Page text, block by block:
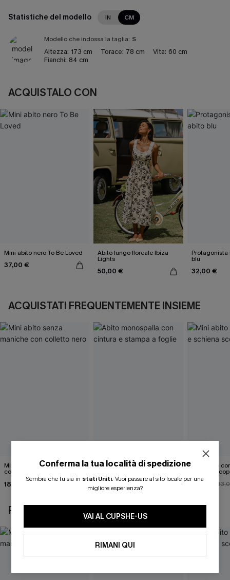
Statistiche del modello IN CM
Modello che indossa la taglia: S
Altezza: 173 cm Torace: 78 cm Vita: 60 cm
Fianchi: 84 cm
ACQUISTALO CON
Mini abito nero To Be Loved
37,00 €
Abito lungo floreale Ibiza
Lights
50,00 €
blu
32,00 €
ACQUISTATI FREQUENTEMENTE INSIEME
Mini abito senza maniche
con colletto nero
18,90 €
Abito monospalla con
26,90 €
Mini abito
schiena
POTREBBE INTERESSARTI ANCHE
Conferma la tua località di spedizione
Sembra che tu sia in stati Uniti. Vuoi passare al sito locale per una
migliore esperienza?
VAI AL CUPSHE-US
RIMANI QUI